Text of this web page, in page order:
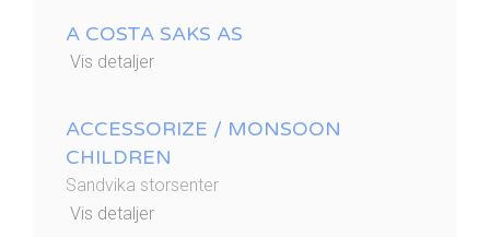
A COSTA SAKS AS
Vis detaljer
ACCESSORIZE / MONSOON
CHILDREN
Sandvika storsenter
Vis detaljer